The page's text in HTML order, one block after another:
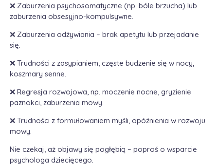
❌ Zaburzenia psychosomatyczne (np. bóle brzucha) lub
zaburzenia obsesyjno-kompulsywne.
❌ Zaburzenia odżywiania – brak apetytu lub przejadanie
się.
❌ Trudności z zasypianiem, częste budzenie się w nocy,
koszmary senne.
❌ Regresja rozwojowa, np. moczenie nocne, gryzienie
paznokci, zaburzenia mowy.
❌ Trudności z formułowaniem myśli, opóźnienia w rozwoju
mowy.
Nie czekaj, aż objawy się pogłębią – poproś o wsparcie
psychologa dziecięcego.